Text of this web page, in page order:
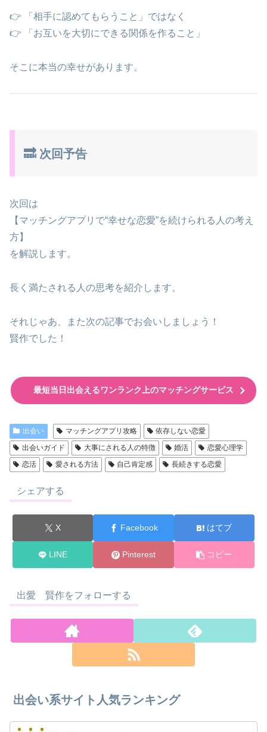
👉 「相手に認めてもらうこと」ではなく
👉 「お互いを大切にできる関係を作ること」
そこに本当の幸せがあります。
🔜 次回予告
次回は
【マッチングアプリで“幸せな恋愛”を続けられる人の考え
方】
を解説します。
長く満たされる人の思考を紹介します。
それじゃあ、また次の記事でお会いしましょう！
賢作でした！
最短当日出会えるワンランク上のマッチングサービス
出会い マッチングアプリ攻略
依存しない恋愛
出会いガイド
大事にされる人の特徴 婚活
恋愛心理学
恋活
愛される方法 自己肯定感 長続きする恋愛
シェアする
X Facebook はてブ
LINE Pinterest コピー
出愛 賢作をフォローする
出会い系サイト人気ランキング